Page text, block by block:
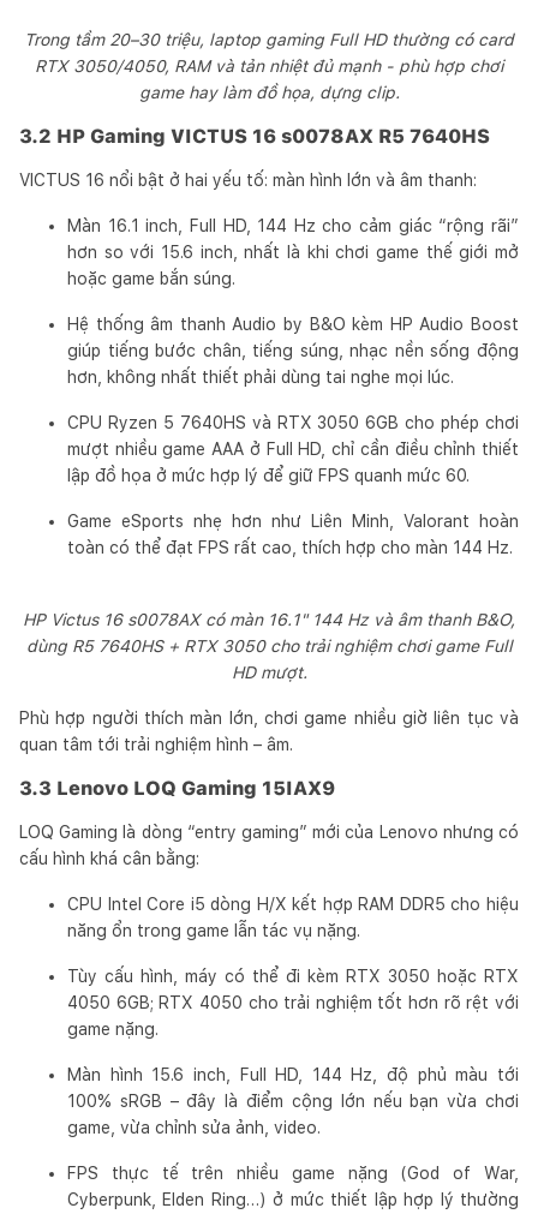
Trong tầm 20–30 triệu, laptop gaming Full HD thường có card
RTX 3050/4050, RAM và tản nhiệt đủ mạnh - phù hợp chơi
game hay làm đồ họa, dựng clip.
3.2 HP Gaming VICTUS 16 s0078AX R5 7640HS
VICTUS 16 nổi bật ở hai yếu tố: màn hình lớn và âm thanh:
Màn 16.1 inch, Full HD, 144 Hz cho cảm giác “rộng rãi”
hơn so với 15.6 inch, nhất là khi chơi game thế giới mở
hoặc game bắn súng.
Hệ thống âm thanh Audio by B&O kèm HP Audio Boost
giúp tiếng bước chân, tiếng súng, nhạc nền sống động
hơn, không nhất thiết phải dùng tai nghe mọi lúc.
CPU Ryzen 5 7640HS và RTX 3050 6GB cho phép chơi
mượt nhiều game AAA ở Full HD, chỉ cần điều chỉnh thiết
lập đồ họa ở mức hợp lý để giữ FPS quanh mức 60.
Game eSports nhẹ hơn như Liên Minh, Valorant hoàn
toàn có thể đạt FPS rất cao, thích hợp cho màn 144 Hz.
HP Victus 16 s0078AX có màn 16.1" 144 Hz và âm thanh B&O,
dùng R5 7640HS + RTX 3050 cho trải nghiệm chơi game Full
HD mượt.
Phù hợp người thích màn lớn, chơi game nhiều giờ liên tục và
quan tâm tới trải nghiệm hình – âm.
3.3 Lenovo LOQ Gaming 15IAX9
LOQ Gaming là dòng “entry gaming” mới của Lenovo nhưng có
cấu hình khá cân bằng:
CPU Intel Core i5 dòng H/X kết hợp RAM DDR5 cho hiệu
năng ổn trong game lẫn tác vụ nặng.
Tùy cấu hình, máy có thể đi kèm RTX 3050 hoặc RTX
4050 6GB; RTX 4050 cho trải nghiệm tốt hơn rõ rệt với
game nặng.
Màn hình 15.6 inch, Full HD, 144 Hz, độ phủ màu tới
100% sRGB – đây là điểm cộng lớn nếu bạn vừa chơi
game, vừa chỉnh sửa ảnh, video.
FPS thực tế trên nhiều game nặng (God of War,
Cyberpunk, Elden Ring…) ở mức thiết lập hợp lý thường